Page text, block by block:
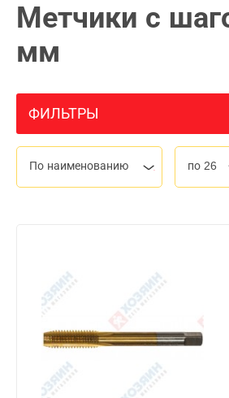
Метчики с
мм
ФИЛЬТРЫ
По наименованию по 26